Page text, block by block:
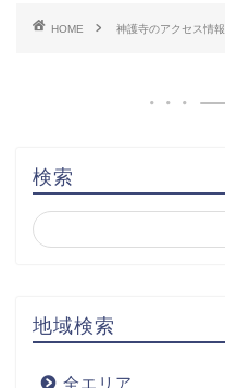
HOME 神護寺のアクセス情報
検索
地域検索
全エリア